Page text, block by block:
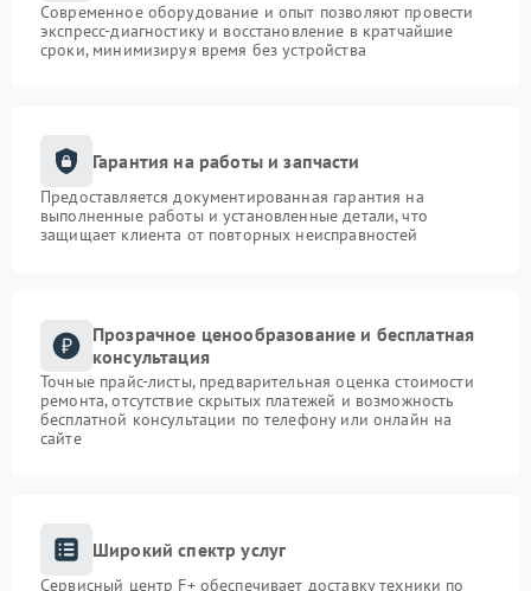
Современное оборудование и опыт позволяют провести
экспресс-диагностику и восстановление в кратчайшие
сроки, минимизируя время без устройства
Гарантия на работы и запчасти
Предоставляется документированная гарантия на
выполненные работы и установленные детали, что
защищает клиента от повторных неисправностей
Прозрачное ценообразование и бесплатная
консультация
Точные прайс-листы, предварительная оценка стоимости
ремонта, отсутствие скрытых платежей и возможность
бесплатной консультации по телефону или онлайн на
сайте
Широкий спектр услуг
Сервисный центр F+ обеспечивает доставку техники по